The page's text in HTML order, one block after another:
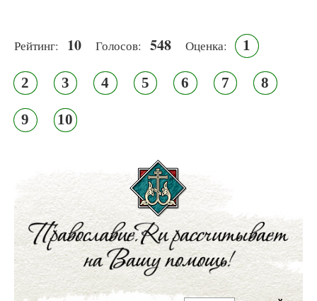
Рейтинг: 10 Голосов: 548 Оценка: 1
2 3 4 5 6 7 8
9 10